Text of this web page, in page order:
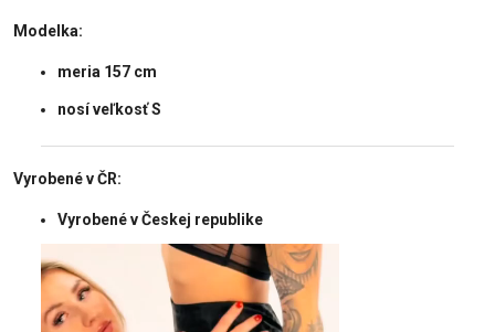
Modelka:
meria 157 cm
nosí veľkosť S
Vyrobené v ČR:
Vyrobené v Českej republike